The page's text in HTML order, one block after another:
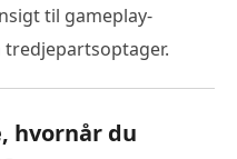
til gameplay-
hvornår du